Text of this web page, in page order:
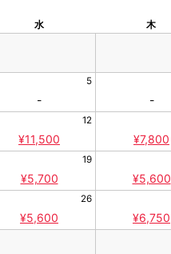
水 木
5
- -
12
¥11,500 ¥7,800
19
¥5,700 ¥5,600
26
¥5,600 ¥6,750